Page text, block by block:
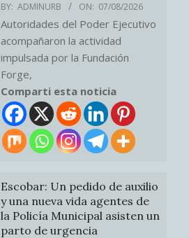
BY: ADMINURB ON: 07/08/2026
Autoridades del Poder Ejecutivo
acompañaron la actividad
impulsada por la Fundación
Forge,
Comparti esta noticia
Escobar: Un pedido de auxilio
y una nueva vida agentes de
la Policía Municipal asisten un
parto de urgencia